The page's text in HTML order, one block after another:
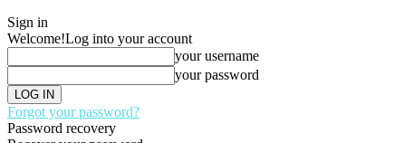
Sign in
Welcome!Log into your account
your username
your password
Forgot your password?
Password recovery